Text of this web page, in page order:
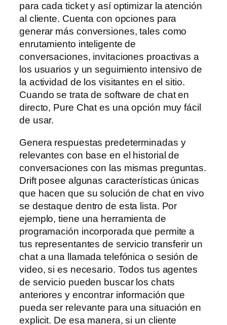
para cada ticket y así optimizar la atención
al cliente. Cuenta con opciones para
generar más conversiones, tales como
enrutamiento inteligente de
conversaciones, invitaciones proactivas a
los usuarios y un seguimiento intensivo de
la actividad de los visitantes en el sitio.
Cuando se trata de software de chat en
directo, Pure Chat es una opción muy fácil
de usar.
Genera respuestas predeterminadas y
relevantes con base en el historial de
conversaciones con las mismas preguntas.
Drift posee algunas características únicas
que hacen que su solución de chat en vivo
se destaque dentro de esta lista. Por
ejemplo, tiene una herramienta de
programación incorporada que permite a
tus representantes de servicio transferir un
chat a una llamada telefónica o sesión de
video, si es necesario. Todos tus agentes
de servicio pueden buscar los chats
anteriores y encontrar información que
pueda ser relevante para una situación en
explicit. De esa manera, si un cliente